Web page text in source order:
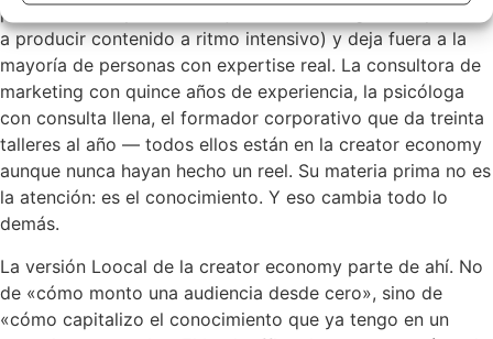
profesional muy concreto (joven, nativo digital, dispuesto
a producir contenido a ritmo intensivo) y deja fuera a la
mayoría de personas con expertise real. La consultora de
marketing con quince años de experiencia, la psicóloga
con consulta llena, el formador corporativo que da treinta
talleres al año — todos ellos están en la creator economy
aunque nunca hayan hecho un reel. Su materia prima no es
la atención: es el conocimiento. Y eso cambia todo lo
demás.
La versión Loocal de la creator economy parte de ahí. No
de «cómo monto una audiencia desde cero», sino de
«cómo capitalizo el conocimiento que ya tengo en un